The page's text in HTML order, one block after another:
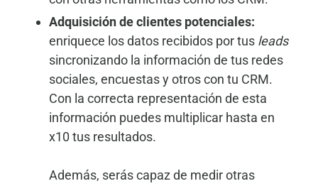
Adquisición de clientes potenciales:
enriquece los datos recibidos por tus leads
sincronizando la información de tus redes
sociales, encuestas y otros con tu CRM.
Con la correcta representación de esta
información puedes multiplicar hasta en
x10 tus resultados.
Además, serás capaz de medir otras